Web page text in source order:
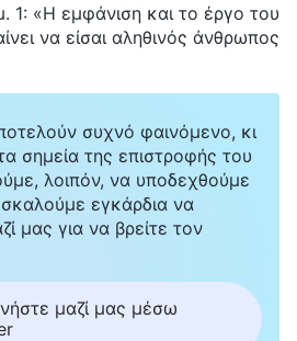
1: «Η εμφάνιση και το έργο του
να είσαι αληθινός άνθρωπος
συχνό φαινόμενο, κι
σημεία της επιστροφής του
λοιπόν, να υποδεχθούμε
εγκάρδια να
μας για να βρείτε τον
μαζί μας μέσω